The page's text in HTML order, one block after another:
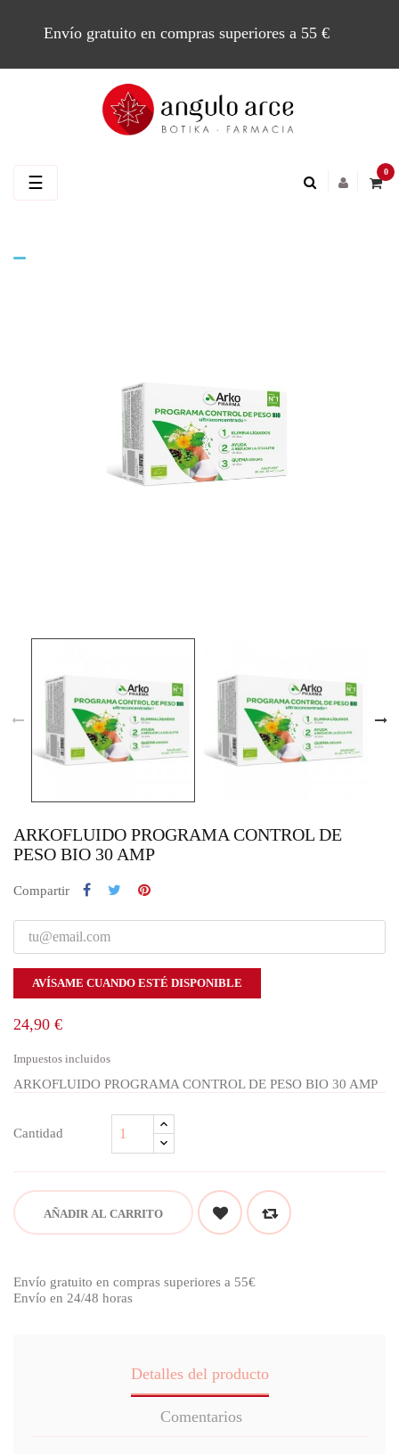
Envío gratuito en compras superiores a 55 €
0
Navegación
☰
ARKOFLUIDO PROGRAMA CONTROL DE
PESO BIO 30 AMP
Compartir
AVÍSAME CUANDO ESTÉ DISPONIBLE
24,90 €
Impuestos incluidos
ARKOFLUIDO PROGRAMA CONTROL DE PESO BIO 30 AMP
Cantidad
AÑADIR AL CARRITO
Envío gratuito en compras superiores a 55€
Envío en 24/48 horas
Detalles del producto
Comentarios